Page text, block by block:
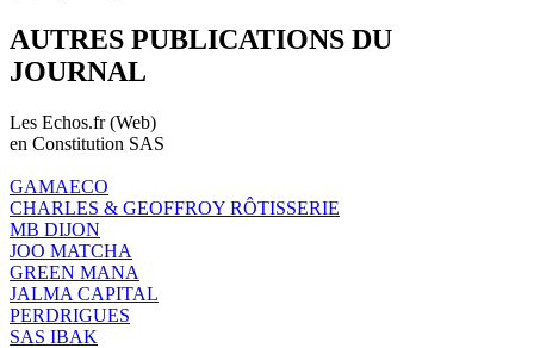
AUTRES PUBLICATIONS DU
JOURNAL
Les Echos.fr (Web)
en Constitution SAS
GAMAECO
CHARLES & GEOFFROY RÔTISSERIE
MB DIJON
JOO MATCHA
GREEN MANA
JALMA CAPITAL
PERDRIGUES
SAS IBAK